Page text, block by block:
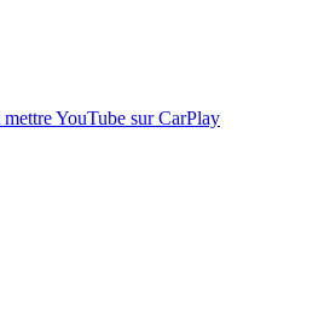
YouTube sur CarPlay